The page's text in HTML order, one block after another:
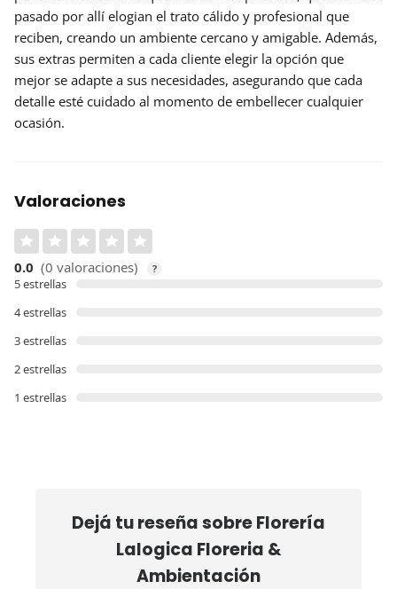
pasado por allí elogian el trato cálido y profesional que
reciben, creando un ambiente cercano y amigable. Además,
sus extras permiten a cada cliente elegir la opción que
mejor se adapte a sus necesidades, asegurando que cada
detalle esté cuidado al momento de embellecer cualquier
ocasión.
Valoraciones
0.0 (0 valoraciones) ?
5 estrellas
4 estrellas
3 estrellas
2 estrellas
1 estrellas
Dejá tu reseña sobreFlorería
Lalogica Floreria &
Ambientación